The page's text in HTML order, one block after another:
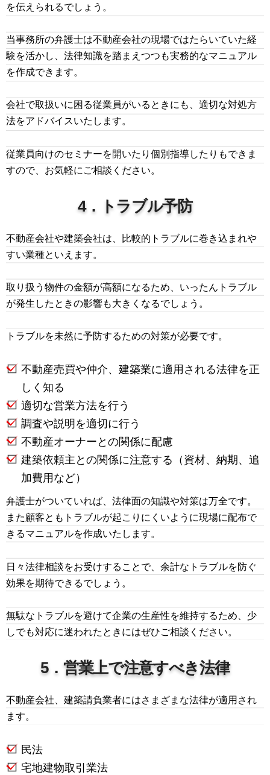
を伝えられるでしょう。
当事務所の弁護士は不動産会社の現場ではたらいていた経
験を活かし、法律知識を踏まえつつも実務的なマニュアル
を作成できます。
会社で取扱いに困る従業員がいるときにも、適切な対処方
法をアドバイスいたします。
従業員向けのセミナーを開いたり個別指導したりもできま
すので、お気軽にご相談ください。
4．トラブル予防
不動産会社や建築会社は、比較的トラブルに巻き込まれや
すい業種といえます。
取り扱う物件の金額が高額になるため、いったんトラブル
が発生したときの影響も大きくなるでしょう。
トラブルを未然に予防するための対策が必要です。
不動産売買や仲介、建築業に適用される法律を正
しく知る
適切な営業方法を行う
調査や説明を適切に行う
不動産オーナーとの関係に配慮
建築依頼主との関係に注意する（資材、納期、追
加費用など）
弁護士がついていれば、法律面の知識や対策は万全です。
また顧客ともトラブルが起こりにくいように現場に配布で
きるマニュアルを作成いたします。
日々法律相談をお受けすることで、余計なトラブルを防ぐ
効果を期待できるでしょう。
無駄なトラブルを避けて企業の生産性を維持するため、少
しでも対応に迷われたときにはぜひご相談ください。
5．営業上で注意すべき法律
不動産会社、建築請負業者にはさまざまな法律が適用され
ます。
民法
宅地建物取引業法